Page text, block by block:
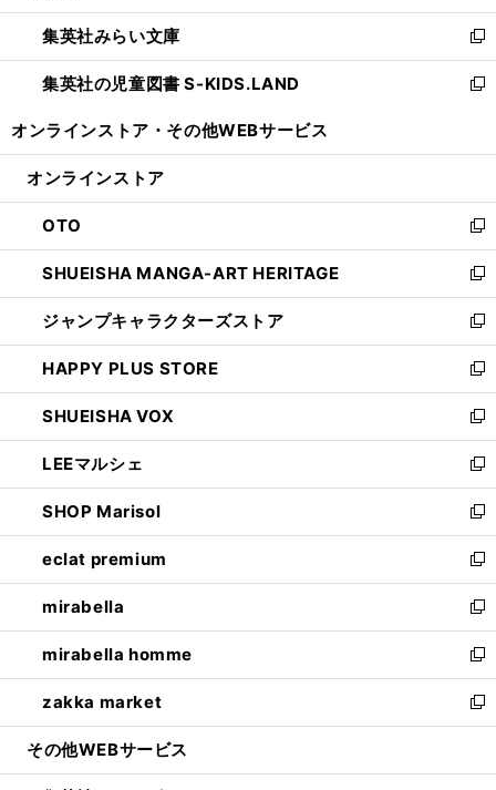
開
く
ウ
で
開
く
ン
ド
ウ
で
ウ
ィ
ン
ド
開
集英社みらい文庫
新
し
い
ン
ウ
で
開
く
集英社の児童図書 S-KIDS.LAND
新
ウ
ン
ド
ウ
で
開
く
オンラインストア・ その他WEBサービス
オンラインストア
OTO
新
し
い
ウ
ィ
ン
ド
ウ
で
開
く
SHUEISHA MANGA-ART HERITAGE
新
し
い
ウ
ィ
ン
ド
ウ
で
開
く
ジャンプキャラクターズストア
新
し
い
ウ
ィ
ン
ド
ウ
で
開
く
HAPPY PLUS STORE
新
し
い
ウ
ィ
ン
ド
ウ
で
開
く
SHUEISHA VOX
新
し
い
ウ
ィ
ン
ド
ウ
で
開
く
LEEマルシェ
新
し
い
ウ
ィ
ン
ド
ウ
で
開
く
SHOP Marisol
新
し
い
ウ
ィ
ン
ド
ウ
で
開
eclat premium
新
し
い
ウ
ィ
ン
ド
ウ
開
mirabella
新
し
い
ウ
ィ
ン
ウ
mirabella homme
新
し
い
ウ
ン
zakka market
新
し
ウ
その他WEBサービス